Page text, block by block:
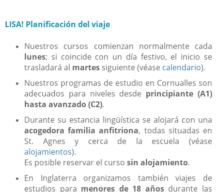
LISA! Planificación del viaje
Nuestros cursos comienzan normalmente cada
lunes; si coincide con un día festivo, el inicio se
trasladará al martes siguiente (véase calendario).
Nuestros programas de estudio en Cornualles son
adecuados para niveles desde principiante (A1)
hasta avanzado (C2).
Durante su estancia lingüística se alojará con una
acogedora familia anfitriona, todas situadas en
St. Agnes y cerca de la escuela (véase
alojamientos).
Es posible reservar el curso sin alojamiento.
En Inglaterra organizamos también viajes de
estudios para menores de 18 añosdurante las